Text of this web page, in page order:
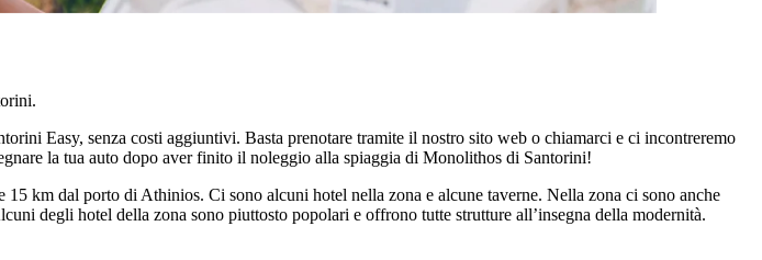
Easy, senza costi aggiuntivi. Basta prenotare tramite il nostro sito web o chiamarci e ci incontreremo
la tua auto dopo aver finito il noleggio alla spiaggia di Monolithos di Santorini!
km dal porto di Athinios. Ci sono alcuni hotel nella zona e alcune taverne. Nella zona ci sono anche
degli hotel della zona sono piuttosto popolari e offrono tutte strutture all’insegna della modernità.